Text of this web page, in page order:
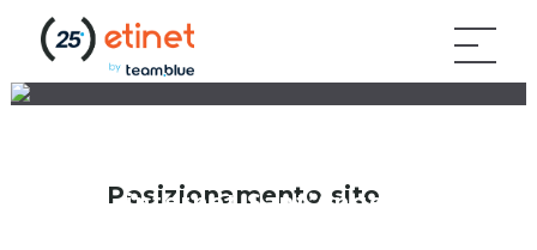
internet Sant’Angelo
Posizionamento sito